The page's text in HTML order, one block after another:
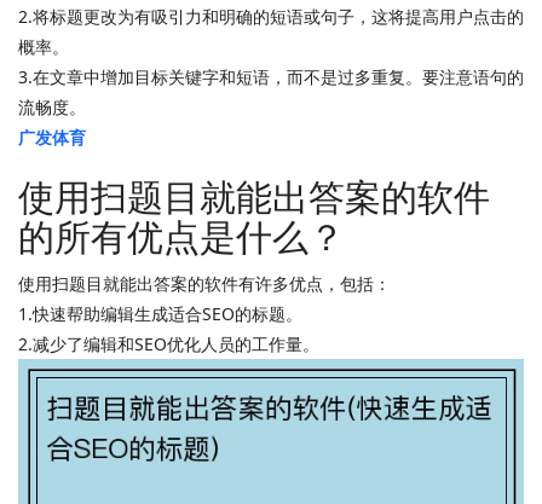
2.将标题更改为有吸引力和明确的短语或句子，这将提高用户点击的
概率。
3.在文章中增加目标关键字和短语，而不是过多重复。要注意语句的
流畅度。
广发体育
使用扫题目就能出答案的软件
的所有优点是什么？
使用扫题目就能出答案的软件有许多优点，包括：
1.快速帮助编辑生成适合SEO的标题。
2.减少了编辑和SEO优化人员的工作量。